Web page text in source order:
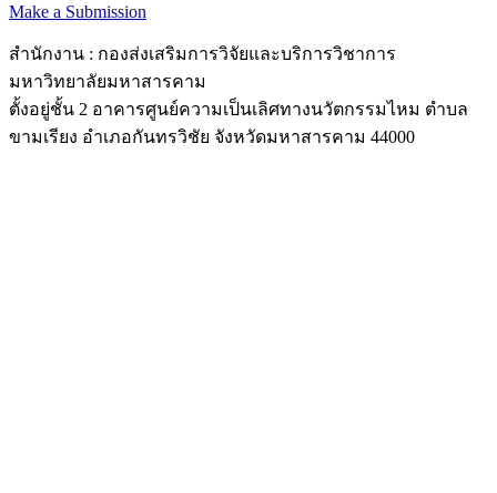
Make a Submission
สำนักงาน : กองส่งเสริมการวิจัยและบริการวิชาการ
มหาวิทยาลัยมหาสารคาม
ตั้งอยู่ชั้น 2 อาคารศูนย์ความเป็นเลิศทางนวัตกรรมไหม ตำบล
ขามเรียง อำเภอกันทรวิชัย จังหวัดมหาสารคาม 44000